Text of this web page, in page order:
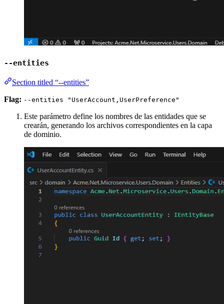
--entities
Section titled “--entities”
Flag: --entities "UserAccount,UserPreference"
Este parámetro define los nombres de las entidades que se
crearán, generando los archivos correspondientes en la capa
de dominio.